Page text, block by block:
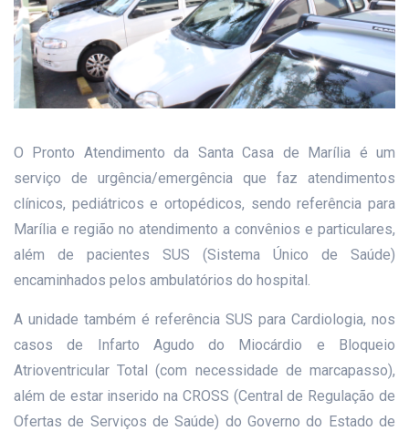
O Pronto Atendimento da Santa Casa de Marília é um
serviço de urgência/emergência que faz atendimentos
clínicos, pediátricos e ortopédicos, sendo referência para
Marília e região no atendimento a convênios e particulares,
além de pacientes SUS (Sistema Único de Saúde)
encaminhados pelos ambulatórios do hospital.
A unidade também é referência SUS para Cardiologia, nos
casos de Infarto Agudo do Miocárdio e Bloqueio
Atrioventricular Total (com necessidade de marcapasso),
além de estar inserido na CROSS (Central de Regulação de
Ofertas de Serviços de Saúde) do Governo do Estado de